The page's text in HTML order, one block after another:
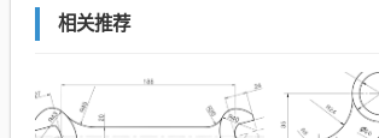
相关推荐